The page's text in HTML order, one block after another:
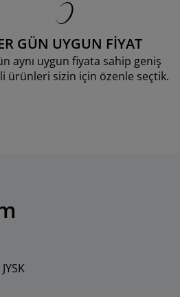
GÜN UYGUN FİYAT
aynı uygun fiyata sahip geniş
ürünleri sizin için özenle seçtik.